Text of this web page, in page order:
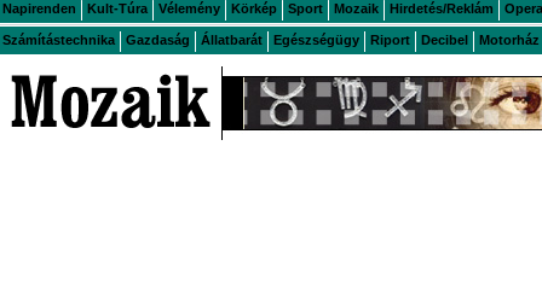
Napirenden Kult-Túra Vélemény Körkép Sport Mozaik Hirdetés/Reklám Opera
Számítástechnika Gazdaság Állatbarát Egészségügy Riport Decibel Motorház